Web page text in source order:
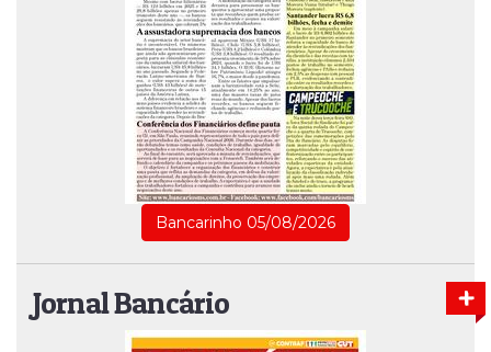
Bancarinho 05/08/2026
Jornal Bancário